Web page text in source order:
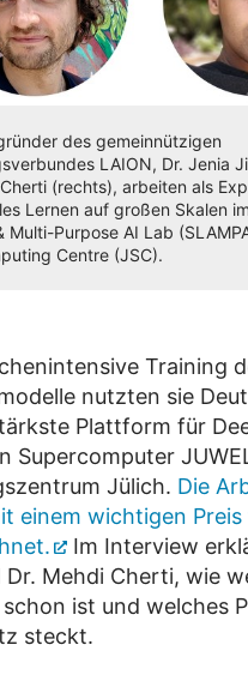
des gemeinnützigen
LAION, Dr. Jenia
(rechts), arbeiten als
Lernen auf großen Skalen
Multi-Purpose AI Lab
Centre (JSC).
Training
nutzten sie
Plattform für
Supercomputer
Jülich. Die
einem wichtigen Preis
Im Interview
Dr. Mehdi Cherti, wie
ist und welches
steckt.